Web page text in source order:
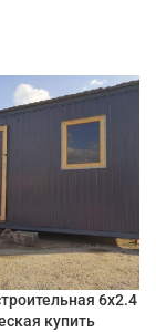
6х2.4
купить